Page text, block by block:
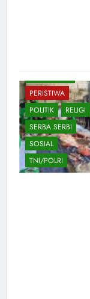
PERISTIWA
POLITIK
RELIGI
SERBA SERBI
SOSIAL
TNI/POLRI